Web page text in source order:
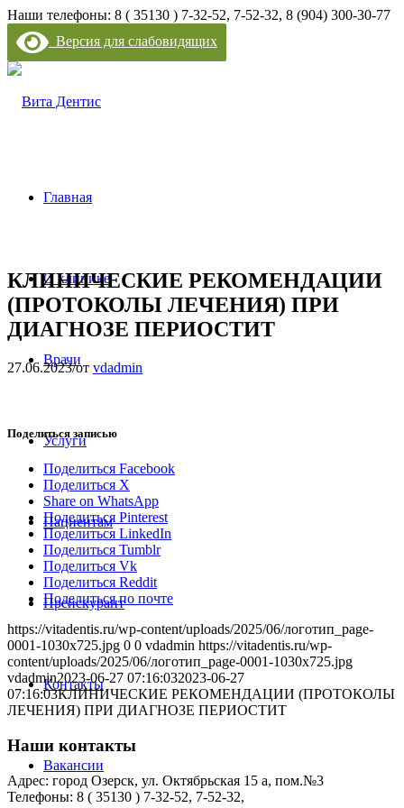
Наши телефоны: 8 ( 35130 ) 7-32-52, 7-52-32, 8 (904) 300-30-77
Версия для слабовидящих
Главная
О клинике
Врачи
Услуги
Пациентам
Прейскурант
Контакты
Вакансии
КЛИНИЧЕСКИЕ РЕКОМЕНДАЦИИ
(ПРОТОКОЛЫ ЛЕЧЕНИЯ) ПРИ
ДИАГНОЗЕ ПЕРИОСТИТ
27.06.2023/от vdadmin
Поделиться записью
Поделиться Facebook
Поделиться X
Share on WhatsApp
Поделиться Pinterest
Поделиться LinkedIn
Поделиться Tumblr
Поделиться Vk
Поделиться Reddit
Поделиться по почте
https://vitadentis.ru/wp-content/uploads/2025/06/логотип_page-
0001-1030x725.jpg 0 0 vdadmin https://vitadentis.ru/wp-
content/uploads/2025/06/логотип_page-0001-1030x725.jpg
vdadmin2023-06-27 07:16:032023-06-27
07:16:03КЛИНИЧЕСКИЕ РЕКОМЕНДАЦИИ (ПРОТОКОЛЫ
ЛЕЧЕНИЯ) ПРИ ДИАГНОЗЕ ПЕРИОСТИТ
Наши контакты
Адрес: город Озерск, ул. Октябрьская 15 а, пом.№3
Телефоны: 8 ( 35130 ) 7-32-52, 7-52-32,